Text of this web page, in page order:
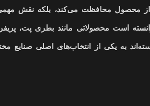
محصول محافظت می‌کند، بلکه نقش
است محصولاتی مانند بطری پت،
به یکی از انتخاب‌های اصلی صنایع